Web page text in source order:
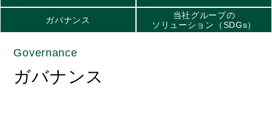
ガバナンス
当社グループの
ソリューション（SDGs）
Governance
ガバナンス